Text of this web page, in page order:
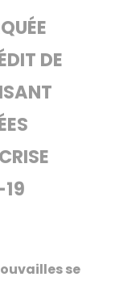
DE
se